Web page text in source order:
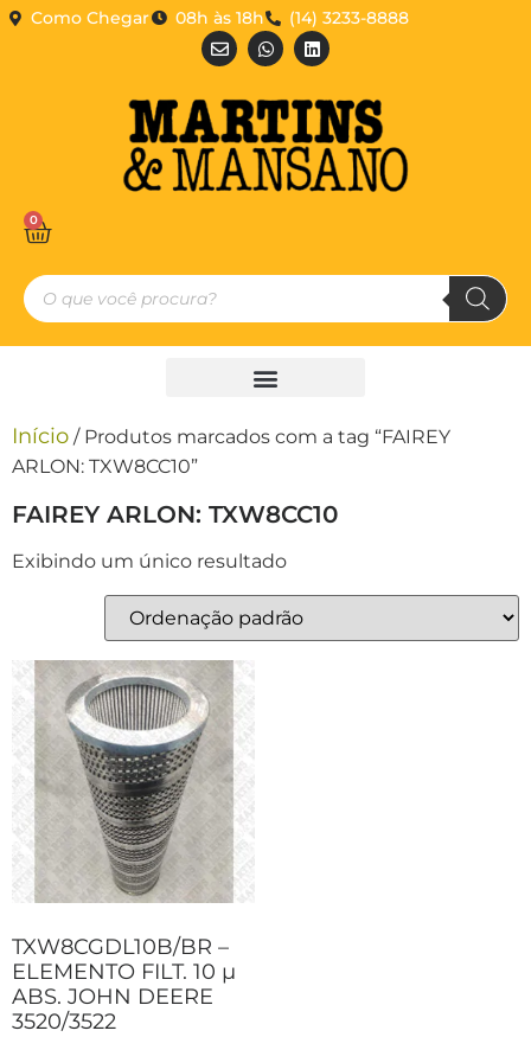
Como Chegar 08h às 18h (14) 3233-8888
0
Início / Produtos marcados com a tag “FAIREY
ARLON: TXW8CC10”
FAIREY ARLON: TXW8CC10
Exibindo um único resultado
TXW8CGDL10B/BR –
ELEMENTO FILT. 10 µ
ABS. JOHN DEERE
3520/3522